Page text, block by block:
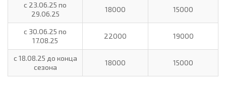
с 23.06.25 по
29.06.25
18000 15000
с 30.06.25 по
17.08.25
22000 19000
с 18.08.25 до конца
сезона
18000 15000